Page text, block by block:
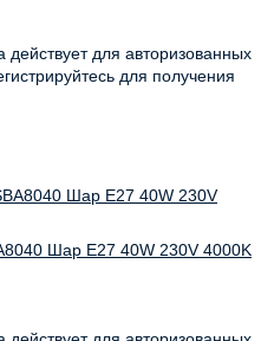
действует для авторизованных
для получения
Шар E27 40W 230V 4000K